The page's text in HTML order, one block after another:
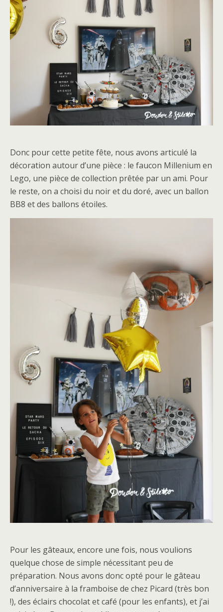
Donc pour cette petite fête, nous avons articulé la
décoration autour d’une pièce : le faucon Millenium en
Lego, une pièce de collection prêtée par un ami. Pour
le reste, on a choisi du noir et du doré, avec un ballon
BB8 et des ballons étoiles.
Pour les gâteaux, encore une fois, nous voulions
quelque chose de simple nécessitant peu de
préparation. Nous avons donc opté pour le gâteau
d’anniversaire à la framboise de chez Picard (très bon
!), des éclairs chocolat et café (pour les enfants), et j’ai